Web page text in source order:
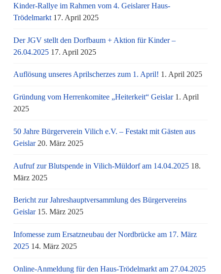
Kinder-Rallye im Rahmen vom 4. Geislarer Haus-
Trödelmarkt 17. April 2025
Der JGV stellt den Dorfbaum + Aktion für Kinder –
26.04.2025 17. April 2025
Auflösung unseres Aprilscherzes zum 1. April! 1. April 2025
Gründung vom Herrenkomitee „Heiterkeit“ Geislar 1. April
2025
50 Jahre Bürgerverein Vilich e.V. – Festakt mit Gästen aus
Geislar 20. März 2025
Aufruf zur Blutspende in Vilich-Müldorf am 14.04.2025 18.
März 2025
Bericht zur Jahreshauptversammlung des Bürgervereins
Geislar 15. März 2025
Infomesse zum Ersatzneubau der Nordbrücke am 17. März
2025 14. März 2025
Online-Anmeldung für den Haus-Trödelmarkt am 27.04.2025